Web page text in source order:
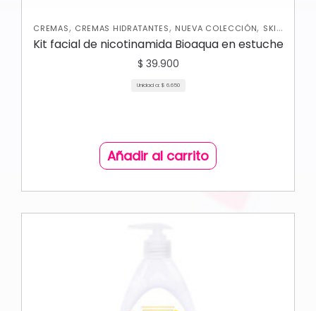
CREMAS, CREMAS HIDRATANTES, NUEVA COLECCIÓN, SKIN
CARE FACIAL
Kit facial de nicotinamida Bioaqua en estuche
$ 39.900
Unidad a: $ 6.650
Añadir al carrito